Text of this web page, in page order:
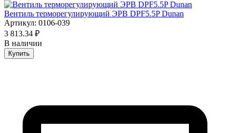
Вентиль терморегулирующий ЭРВ DPF5.5P Dunan
Артикул: 0106-039
3 813.34 ₽
В наличии
Купить